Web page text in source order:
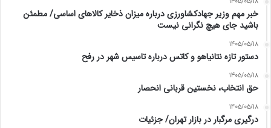
خبر مهم وزیر جهادکشاورزی درباره میزان ذخایر کالاهای اساسی/ مطمئن
باشید جای هیچ نگرانی نیست
1405/05/18
دستور تازه نتانیاهو و کاتس درباره تاسیس شهر در رفح
1405/05/18
حق انتخاب، نخستین قربانی انحصار
1405/05/18
درگیری مرگبار در بازار تهران/ جزئیات